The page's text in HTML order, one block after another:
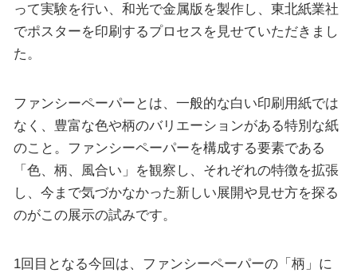
って実験を行い、和光で金属版を製作し、東北紙業社
でポスターを印刷するプロセスを見せていただきまし
た。
ファンシーペーパーとは、一般的な白い印刷用紙では
なく、豊富な色や柄のバリエーションがある特別な紙
のこと。ファンシーペーパーを構成する要素である
「色、柄、風合い」を観察し、それぞれの特徴を拡張
し、今まで気づかなかった新しい展開や見せ方を探る
のがこの展示の試みです。
1回目となる今回は、ファンシーペーパーの「柄」に